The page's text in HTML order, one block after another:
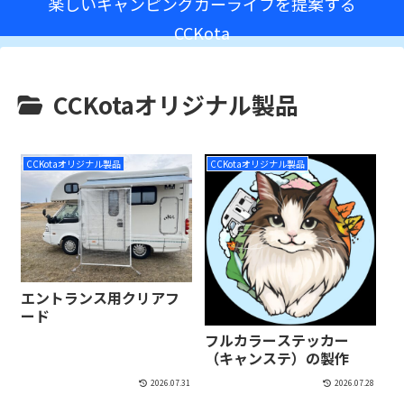
CCKota
CCKotaオリジナル製品
CCKotaオリジナル製品
エントランス用クリアフ
ード
2026.07.31
CCKotaオリジナル製品
フルカラーステッカー
（キャンステ）の製作
2026.07.28